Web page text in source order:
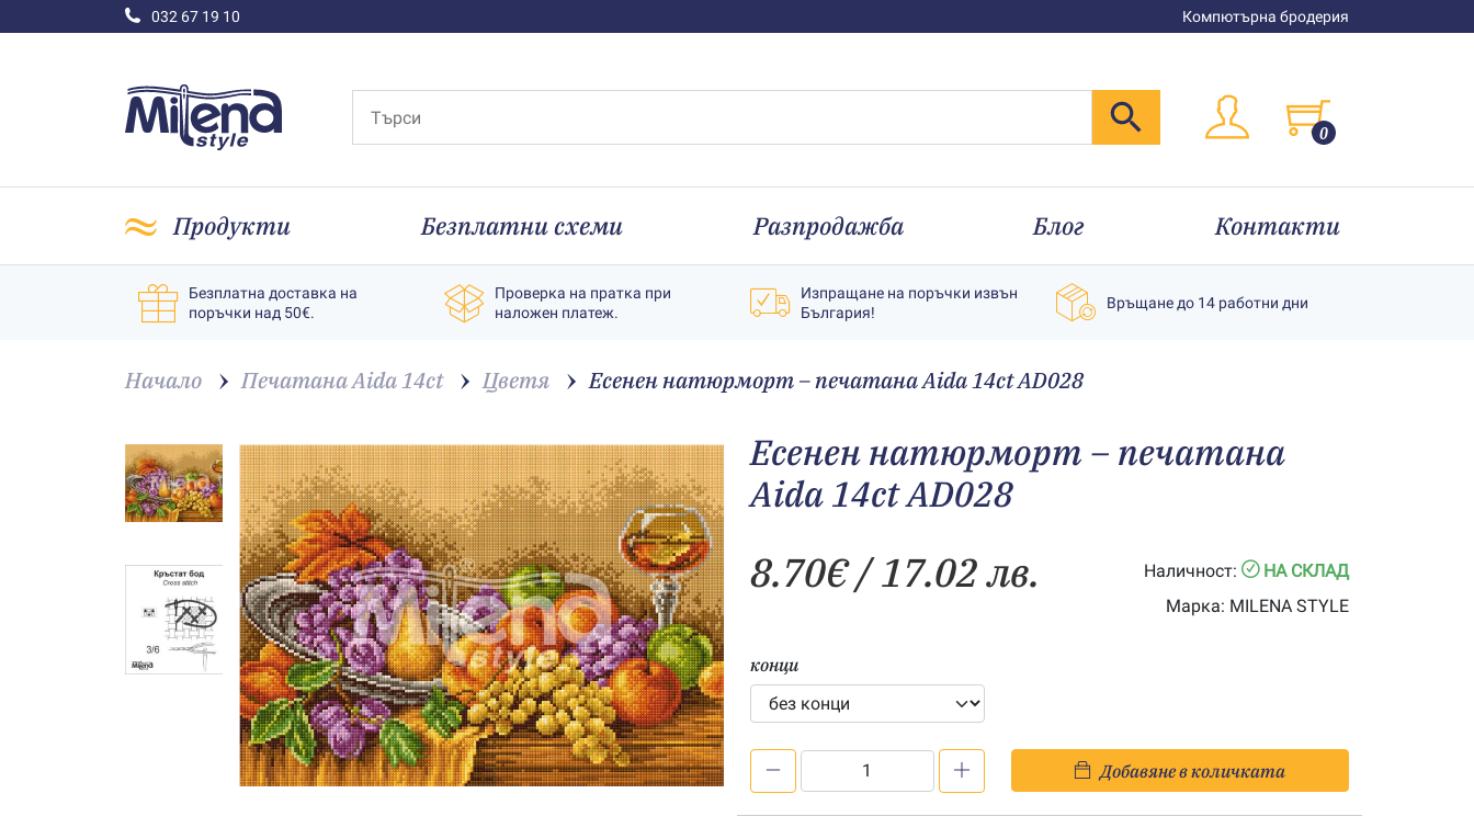
032 67 19 10 Компютърна бродерия
0
Продукти Безплатни схеми Разпродажба Блог Контакти
Безплатна доставка на
поръчки над 50€.
Проверка на пратка при
наложен платеж.
Изпращане на поръчки извън
България!
Връщане до 14 работни дни
Начало Печатана Aida 14ct Цветя Есенен натюрморт – печатана Aida 14ct AD028
Есенен натюрморт – печатана
Aida 14ct AD028
8.70€/ 17.02 лв. Наличност:
НА СКЛАД
Марка: MILENA STYLE
конци
Добавяне в количката